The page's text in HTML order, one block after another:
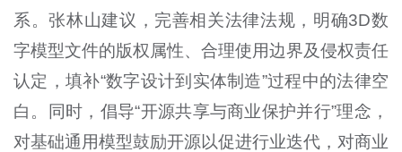
系。张林山建议，完善相关法律法规，明确3D数
字模型文件的版权属性、合理使用边界及侵权责任
认定，填补“数字设计到实体制造”过程中的法律空
白。同时，倡导“开源共享与商业保护并行”理念，
对基础通用模型鼓励开源以促进行业迭代，对商业